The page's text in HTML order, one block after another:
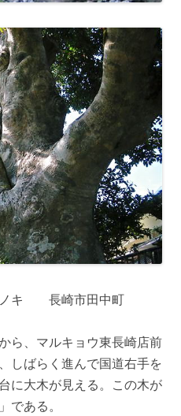
ノキ 長崎市田中町
ら、マルキョウ東長崎店前
しばらく進んで国道右手を
に大木が見える。この木が
である。